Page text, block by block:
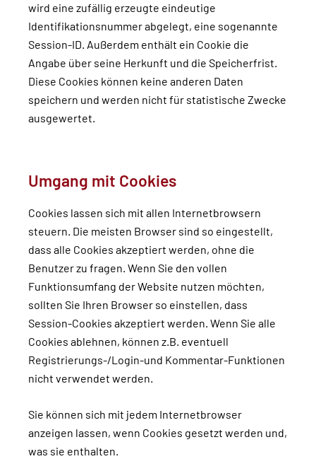
wird eine zufällig erzeugte eindeutige
Identifikationsnummer abgelegt, eine sogenannte
Session-ID. Außerdem enthält ein Cookie die
Angabe über seine Herkunft und die Speicherfrist.
Diese Cookies können keine anderen Daten
speichern und werden nicht für statistische Zwecke
ausgewertet.
Umgang mit Cookies
Cookies lassen sich mit allen Internetbrowsern
steuern. Die meisten Browser sind so eingestellt,
dass alle Cookies akzeptiert werden, ohne die
Benutzer zu fragen. Wenn Sie den vollen
Funktionsumfang der Website nutzen möchten,
sollten Sie Ihren Browser so einstellen, dass
Session-Cookies akzeptiert werden. Wenn Sie alle
Cookies ablehnen, können z.B. eventuell
Registrierungs-/Login-und Kommentar-Funktionen
nicht verwendet werden.
Sie können sich mit jedem Internetbrowser
anzeigen lassen, wenn Cookies gesetzt werden und,
was sie enthalten.